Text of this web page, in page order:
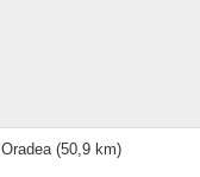
Oradea(50,9 km)